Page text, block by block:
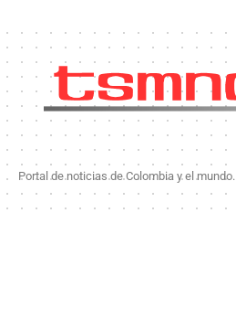
Portal de noticias de Colombia y el mundo.